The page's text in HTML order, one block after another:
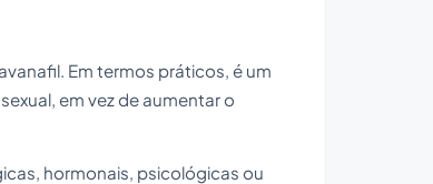
Em termos práticos, é um
em vez de aumentar o
hormonais, psicológicas ou